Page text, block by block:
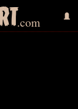
.com